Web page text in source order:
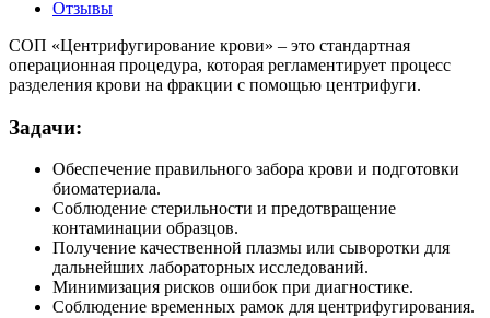
Отзывы
СОП «Центрифугирование крови» – это стандартная
операционная процедура, которая регламентирует процесс
разделения крови на фракции с помощью центрифуги.
Задачи:
Обеспечение правильного забора крови и подготовки
биоматериала.
Соблюдение стерильности и предотвращение
контаминации образцов.
Получение качественной плазмы или сыворотки для
дальнейших лабораторных исследований.
Минимизация рисков ошибок при диагностике.
Соблюдение временных рамок для центрифугирования.